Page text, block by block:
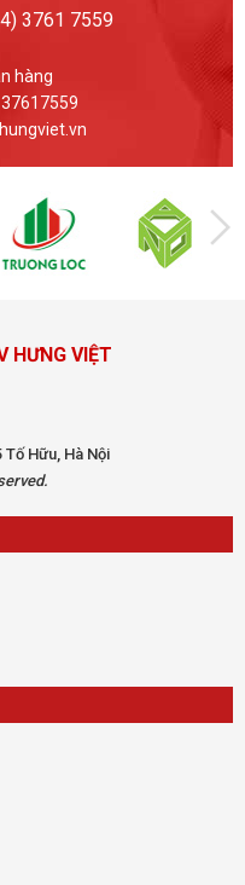
3761 7559
hàng
HƯNG VIỆT
Tố Hữu, Hà Nội